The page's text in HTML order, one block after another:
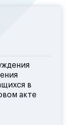
в
акте